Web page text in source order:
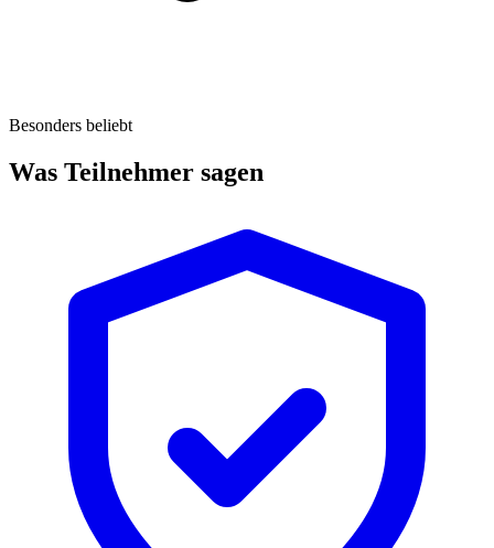
Besonders beliebt
Was Teilnehmer sagen